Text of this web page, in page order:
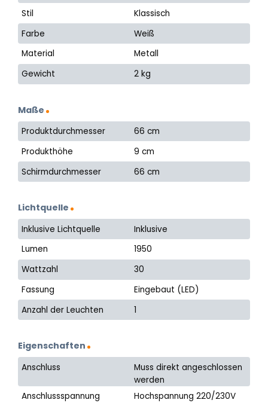
Stil
Klassisch
Farbe
Weiß
Material
Metall
Gewicht
2 kg
Maße
Produktdurchmesser
66 cm
Produkthöhe
9 cm
Schirmdurchmesser
66 cm
Lichtquelle
Inklusive Lichtquelle
Inklusive
Lumen
1950
Wattzahl
30
Fassung
Eingebaut (LED)
Anzahl der Leuchten
1
Eigenschaften
Anschluss
Muss direkt angeschlossen
werden
Anschlussspannung
Hochspannung 220/230V